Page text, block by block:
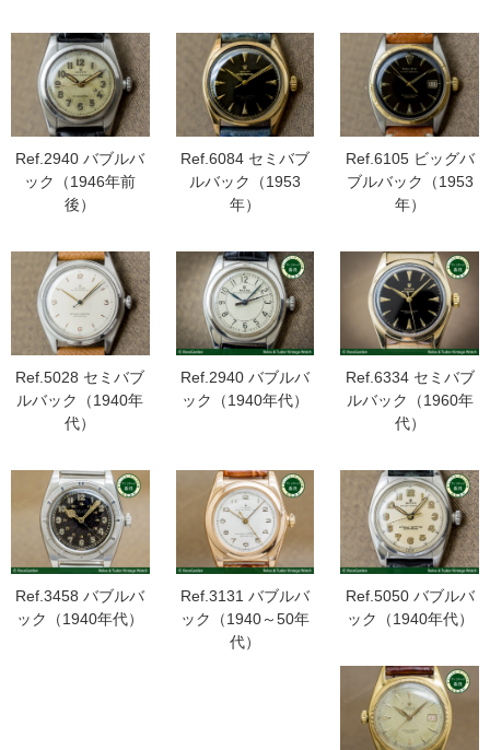
Ref.2940 バブルバ
ック（1946年前
後）
Ref.6084 セミバブ
ルバック（1953
年）
Ref.6105 ビッグバ
ブルバック（1953
年）
Ref.5028 セミバブ
ルバック（1940年
代）
Ref.2940 バブルバ
ック（1940年代）
Ref.6334 セミバブ
ルバック（1960年
代）
Ref.3458 バブルバ
ック（1940年代）
Ref.3131 バブルバ
ック（1940～50年
代）
Ref.5050 バブルバ
ック（1940年代）